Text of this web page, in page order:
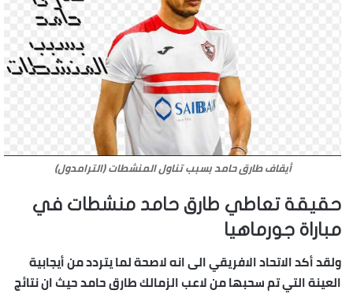
أيقاف طارق حامد بسبب تناول المنشطات (الترامدول)
حقيقة تعاطي طارق حامد منشطات في
مباراة جورماهيا
ولقد أكد الاتحاد الافريقي الى انه لاصحة لما يتردد من أيجابية
العينة التي تم سحبها من لاعب الزمالك طارق حامد حيث ان نتائج